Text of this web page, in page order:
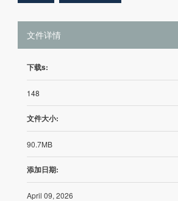
文件详情
下载s:
148
文件大小:
90.7MB
添加日期:
April 09, 2026